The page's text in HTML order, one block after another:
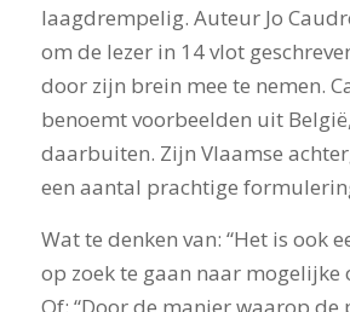
laagdrempelig. Auteur Jo
om de lezer in 14 vlot
door zijn brein mee te nemen.
benoemt voorbeelden uit
daarbuiten. Zijn Vlaamse
een aantal prachtige
Wat te denken van: “Het is ook
op zoek te gaan naar mogelijke
Of: “Door de manier waarop de